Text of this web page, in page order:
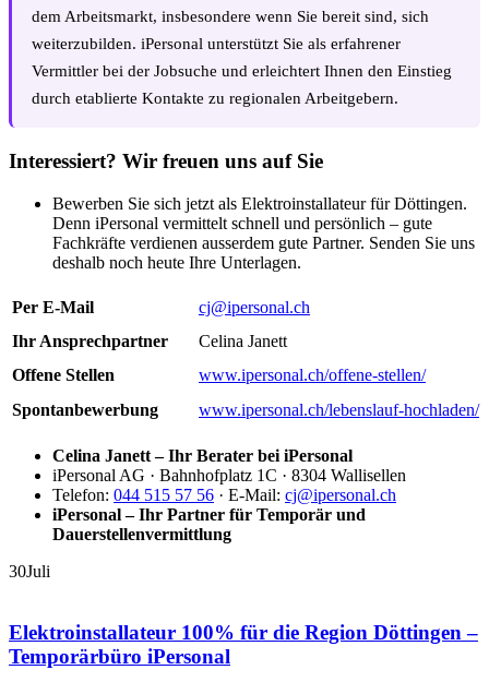
dem Arbeitsmarkt, insbesondere wenn Sie bereit sind, sich
weiterzubilden. iPersonal unterstützt Sie als erfahrener
Vermittler bei der Jobsuche und erleichtert Ihnen den Einstieg
durch etablierte Kontakte zu regionalen Arbeitgebern.
Interessiert? Wir freuen uns auf Sie
Bewerben Sie sich jetzt als Elektroinstallateur für Döttingen.
Denn iPersonal vermittelt schnell und persönlich – gute
Fachkräfte verdienen ausserdem gute Partner. Senden Sie uns
deshalb noch heute Ihre Unterlagen.
Per E-Mail
cj@ipersonal.ch
Ihr Ansprechpartner
Celina Janett
Offene Stellen
www.ipersonal.ch/offene-stellen/
Spontanbewerbung
www.ipersonal.ch/lebenslauf-hochladen/
Celina Janett – Ihr Berater bei iPersonal
iPersonal AG · Bahnhofplatz 1C · 8304 Wallisellen
Telefon: 044 515 57 56 · E-Mail: cj@ipersonal.ch
iPersonal – Ihr Partner für Temporär und
Dauerstellenvermittlung
30Juli
Elektroinstallateur 100% für die Region Döttingen –
Temporärbüro iPersonal